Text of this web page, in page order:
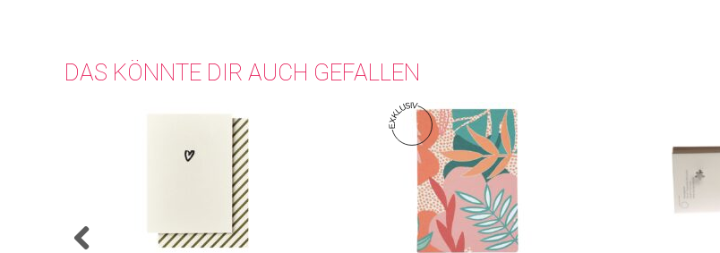
DAS KÖNNTE DIR AUCH GEFALLEN